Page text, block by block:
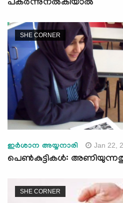
പകര്‍ന്നുനല്‍കിയാല്‍
SHE CORNER
ഇര്‍ശാന അയ്യനാരി Jan 22,
പെണ്‍കുട്ടികള്‍:
SHE CORNER